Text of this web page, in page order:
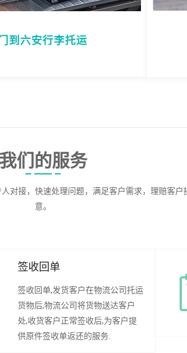
到六安行李托运
我们的服务
对接，快速处理问题，满足客户需求，理赔客户
意。
签收回单
签收回单,发货客户在物流公司托运
货物后,物流公司将货物送达客户
处,收货客户正常签收后,为客户提
供原件签收单返还的服务.